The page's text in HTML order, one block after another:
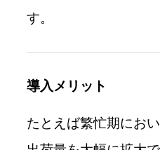
す。
導入メリット
たとえば繁忙期にお